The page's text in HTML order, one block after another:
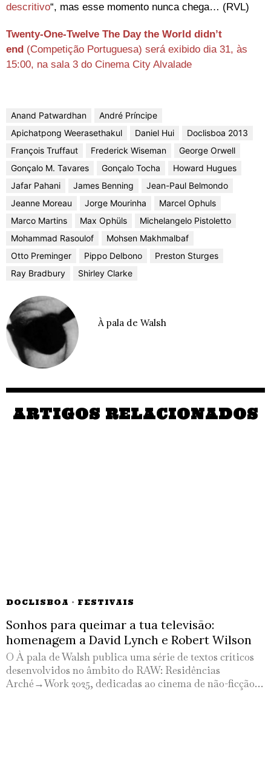
descritivo“, mas esse momento nunca chega… (RVL)
Twenty-One-Twelve The Day the World didn’t
end (Competição Portuguesa) será exibido dia 31, às
15:00, na sala 3 do Cinema City Alvalade
Anand Patwardhan
André Príncipe
Apichatpong Weerasethakul
Daniel Hui
Doclisboa 2013
François Truffaut
Frederick Wiseman
George Orwell
Gonçalo M. Tavares
Gonçalo Tocha
Howard Hugues
Jafar Pahani
James Benning
Jean-Paul Belmondo
Jeanne Moreau
Jorge Mourinha
Marcel Ophuls
Marco Martins
Max Ophüls
Michelangelo Pistoletto
Mohammad Rasoulof
Mohsen Makhmalbaf
Otto Preminger
Pippo Delbono
Preston Sturges
Ray Bradbury
Shirley Clarke
À pala de Walsh
ARTIGOS RELACIONADOS
DOCLISBOA · FESTIVAIS
Sonhos para queimar a tua televisão:
homenagem a David Lynch e Robert Wilson
O À pala de Walsh publica uma série de textos críticos
desenvolvidos no âmbito do RAW: Residências
Arché→Work 2025, dedicadas ao cinema de não-ficção…